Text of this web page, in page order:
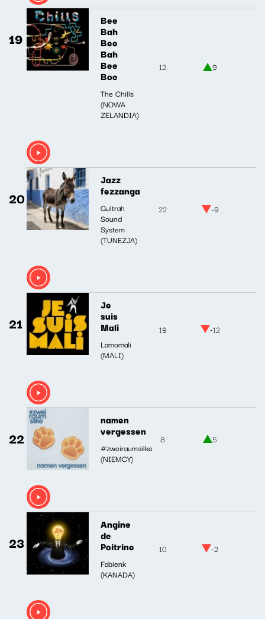
19
Bee
Bah
Bee
Bah
Bee
Boe
The Chills
(NOWA
ZELANDIA)
12 9
20
Jazz
fezzanga
Gultrah
Sound
System
(TUNEZJA)
22 -9
21
Je
suis
Mali
Lamomali
(MALI)
19 -12
22
namen
vergessen
#zweiraumsilke
(NIEMCY)
8 5
23
Angine
de
Poitrine
Fabienk
(KANADA)
10 -2